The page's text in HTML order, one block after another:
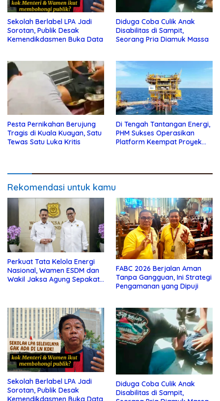
Sekolah Berlabel LPA Jadi
Sorotan, Publik Desak
Kemendikdasmen Buka Data
Diduga Coba Culik Anak
Disabilitas di Sampit,
Seorang Pria Diamuk Massa
Pesta Pernikahan Berujung
Tragis di Kuala Kuayan, Satu
Tewas Satu Luka Kritis
Di Tengah Tantangan Energi,
PHM Sukses Operasikan
Platform Keempat Proyek
Rekomendasi untuk kamu
Perkuat Tata Kelola Energi
Nasional, Wamen ESDM dan
Wakil Jaksa Agung Sepakat
FABC 2026 Berjalan Aman
Tanpa Gangguan, Ini Strategi
Pengamanan yang Dipuji
Sekolah Berlabel LPA Jadi
Sorotan, Publik Desak
Diduga Coba Culik Anak
Disabilitas di Sampit,